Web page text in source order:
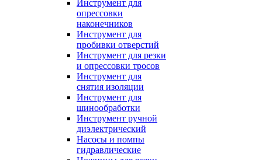
Инструмент для
опрессовки
наконечников
Инструмент для
пробивки отверстий
Инструмент для резки
и опрессовки тросов
Инструмент для
снятия изоляции
Инструмент для
шинообработки
Инструмент ручной
диэлектрический
Насосы и помпы
гидравлические